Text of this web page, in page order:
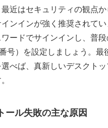
近はセキュリティの観点
ンインが強く推奨されて
ードでサインインし、普
号）を設定しましょう。最
べば、真新しいデスクト
ール失敗の主な原因